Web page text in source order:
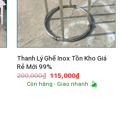
Thanh Lý Ghế Inox Tồn Kho Giá
Rẻ Mới 99%
200,000₫ Giá
gốc
là:
115,000₫Giá
hiện
tại
Còn hàng - Giao nhanh